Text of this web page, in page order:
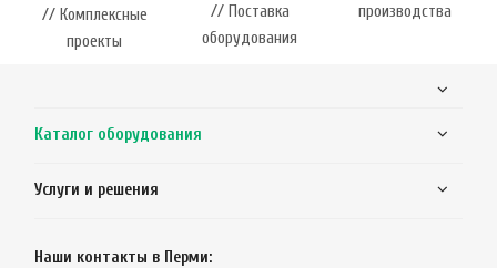
// Комплексные
проекты
// Поставка
оборудования
производства
Каталог оборудования
Услуги и решения
Наши контакты в Перми: